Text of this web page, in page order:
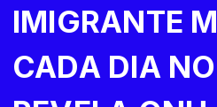
IMIGRANTE
CADA DIA